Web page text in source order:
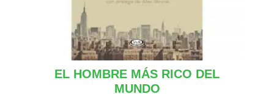
EL HOMBRE MÁS RICO DEL
MUNDO